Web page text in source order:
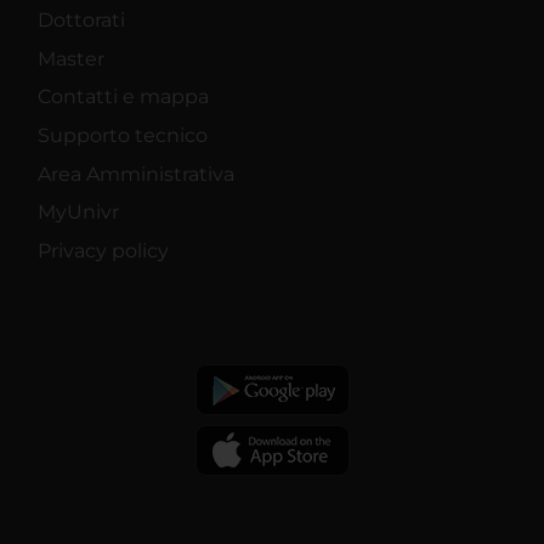
Dottorati
Master
Contatti e mappa
Supporto tecnico
Area Amministrativa
MyUnivr
Privacy policy